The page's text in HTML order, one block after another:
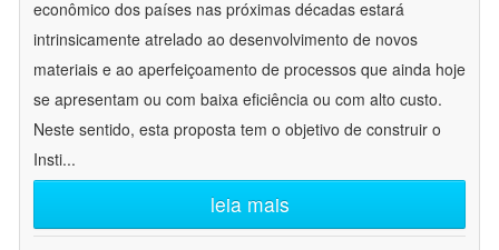
econômico dos países nas próximas décadas estará
intrinsicamente atrelado ao desenvolvimento de novos
materiais e ao aperfeiçoamento de processos que ainda hoje
se apresentam ou com baixa eficiência ou com alto custo.
Neste sentido, esta proposta tem o objetivo de construir o
Insti...
leia mais